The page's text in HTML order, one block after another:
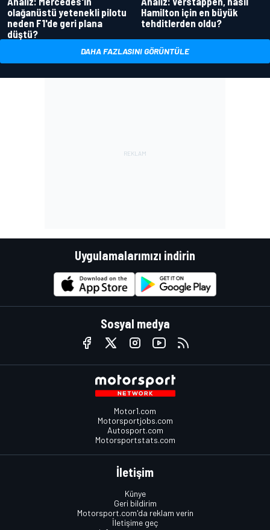
olağanüstü yetenekli pilotu
neden F1'de geri plana
düştü?
Hamilton için en büyük
tehditlerden oldu?
DAHA FAZLASINI GÖRÜNTÜLE
Uygulamalarımızı indirin
Sosyal medya
Motor1.com
Motorsportjobs.com
Autosport.com
Motorsportstats.com
İletişim
Künye
Geri bildirim
Motorsport.com'da reklam verin
İletişime geç